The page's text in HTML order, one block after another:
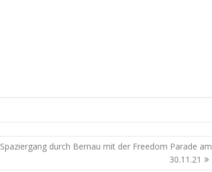
Spaziergang durch Bernau mit der Freedom Parade am
30.11.21